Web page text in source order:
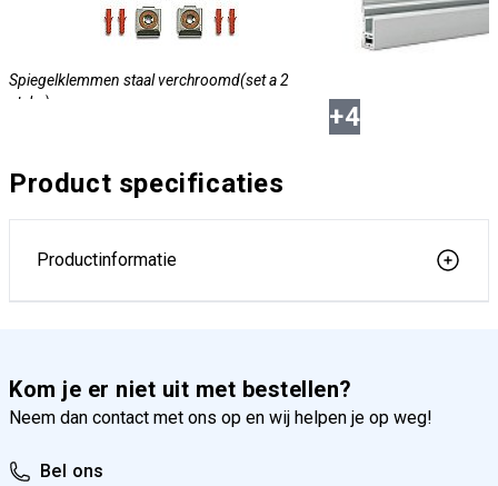
Spiegelklemmen staal verchroomd(set a 2
stuks)
Spiegelprofiel aluminiumkleurig geëloxeerd
E6/EV1 35 x 13 x 20 500cm
+4
Product specificaties
Productinformatie
Kom je er niet uit met bestellen?
Neem dan contact met ons op en wij helpen je op weg!
Bel ons